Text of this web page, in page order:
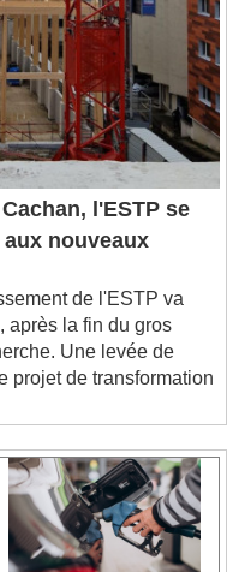
Cachan, l'ESTP se
nouveaux
de l'ESTP va
après la fin du gros
Une levée de
de transformation